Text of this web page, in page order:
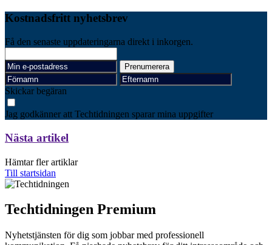
Kostnadsfritt nyhetsbrev
Få den senaste uppdateringarna direkt i inkorgen.
Skickar begäran
Jag godkänner att Techtidningen sparar mina uppgifter
Nästa artikel
Hämtar fler artiklar
Till startsidan
Techtidningen Premium
Nyhetstjänsten för dig som jobbar med professionell